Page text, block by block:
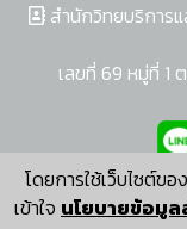
โดยการใช้เว็บไซต์ข
เข้าใจ นโยบายข้อมูล
สำนักวิทยบริการแ
เลขที่ 69 หมู่ที่ 1
ผู้พั